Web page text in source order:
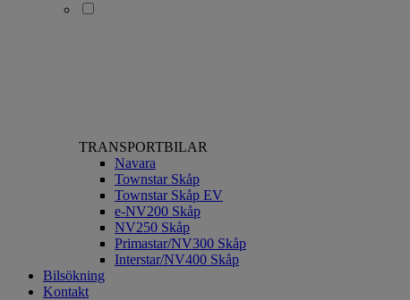
TRANSPORTBILAR
Navara
Townstar Skåp
Townstar Skåp EV
e-NV200 Skåp
NV250 Skåp
Primastar/NV300 Skåp
Interstar/NV400 Skåp
Bilsökning
Kontakt